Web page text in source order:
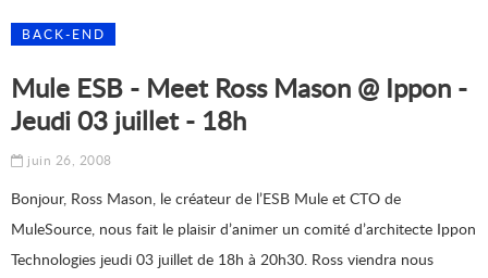
BACK-END
Mule ESB - Meet Ross Mason @ Ippon -
Jeudi 03 juillet - 18h
juin 26, 2008
Bonjour, Ross Mason, le créateur de l’ESB Mule et CTO de
MuleSource, nous fait le plaisir d’animer un comité d’architecte Ippon
Technologies jeudi 03 juillet de 18h à 20h30. Ross viendra nous